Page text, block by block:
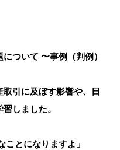
ついて 〜事例（判例）
引に及ぼす影響や、日
しました。
ことになりますよ」